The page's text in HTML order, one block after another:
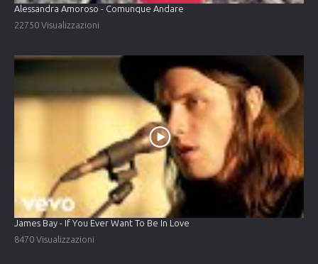
Alessandra Amoroso - Comunque Andare
22750 Visualizzazioni
James Bay - If You Ever Want To Be In Love
8470 Visualizzazioni